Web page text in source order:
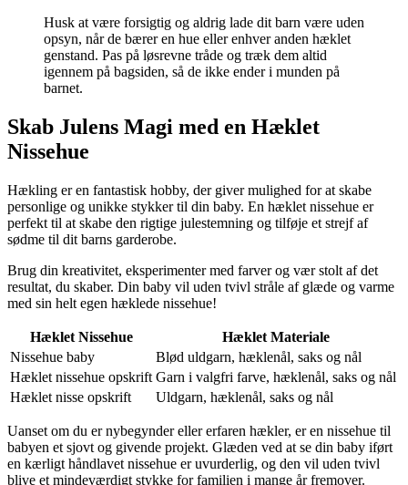
Husk at være forsigtig og aldrig lade dit barn være uden
opsyn, når de bærer en hue eller enhver anden hæklet
genstand. Pas på løsrevne tråde og træk dem altid
igennem på bagsiden, så de ikke ender i munden på
barnet.
Skab Julens Magi med en Hæklet
Nissehue
Hækling er en fantastisk hobby, der giver mulighed for at skabe
personlige og unikke stykker til din baby. En hæklet nissehue er
perfekt til at skabe den rigtige julestemning og tilføje et strejf af
sødme til dit barns garderobe.
Brug din kreativitet, eksperimenter med farver og vær stolt af det
resultat, du skaber. Din baby vil uden tvivl stråle af glæde og varme
med sin helt egen hæklede nissehue!
Hæklet Nissehue
Hæklet Materiale
Nissehue baby
Blød uldgarn, hæklenål, saks og nål
Hæklet nissehue opskrift Garn i valgfri farve, hæklenål, saks og nål
Hæklet nisse opskrift
Uldgarn, hæklenål, saks og nål
Uanset om du er nybegynder eller erfaren hækler, er en nissehue til
babyen et sjovt og givende projekt. Glæden ved at se din baby iført
en kærligt håndlavet nissehue er uvurderlig, og den vil uden tvivl
blive et mindeværdigt stykke for familien i mange år fremover.